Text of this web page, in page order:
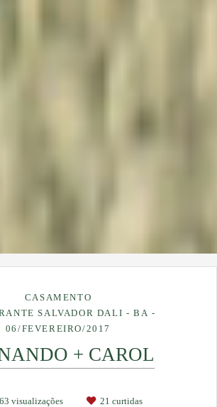
CASAMENTO
SALVADOR DALI - BA
06/FEVEREIRO/2017
+ CAROL
visualizações 21 curtidas